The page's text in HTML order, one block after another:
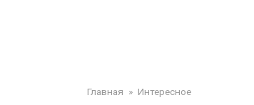
Главная » Интересное